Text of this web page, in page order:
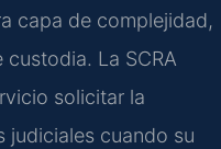
capa de complejidad,
La SCRA
solicitar la
judiciales cuando su